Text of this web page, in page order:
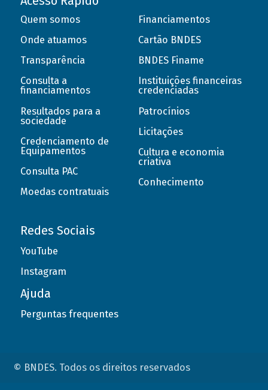
Quem somos
Onde atuamos
Transparência
Consulta a
financiamentos
Resultados para a
sociedade
Credenciamento de
Equipamentos
Consulta PAC
Moedas contratuais
Financiamentos
Cartão BNDES
BNDES Finame
Instituições financeiras
credenciadas
Patrocínios
Licitações
Cultura e economia
criativa
Conhecimento
Redes Sociais
YouTube
Instagram
Ajuda
Perguntas frequentes
© BNDES. Todos os direitos reservados